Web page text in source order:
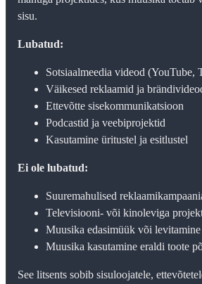
sisu.
Lubatud:
Sotsiaalmeedia videod (YouTube,
Väikesed reklaamid ja
Ettevõtte sisekommunikatsioon
Podcastid ja veebiprojektid
Kasutamine üritustel ja esitlustel
Ei ole lubatud:
Suuremahulised
Televisiooni- või kinoleviga
Muusika edasimüük või levitamine
Muusika kasutamine eraldi toote
See litsents sobib sisuloojatele,